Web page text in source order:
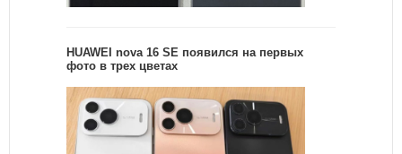
HUAWEI nova 16 SE появился на первых
фото в трех цветах